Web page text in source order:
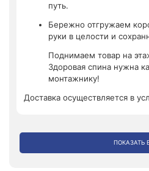
путь.
Бережно отгружаем
руки в целости и
Поднимаем товар на
Здоровая спина нужна
монтажнику!
Доставка осуществляется в
ПОКАЗАТЬ